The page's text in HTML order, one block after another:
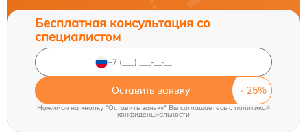
Бесплатная консультация со
специалистом
Оставить заявку
Нажимая на кнопку "Оставить заявку" Вы соглашаетесь cполитикой
конфиденциальности